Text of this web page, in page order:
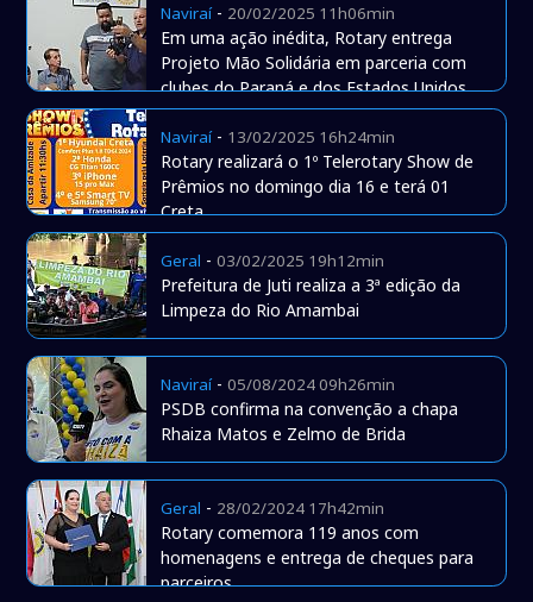
Naviraí- 20/02/2025 11h06min
Em uma ação inédita, Rotary entrega
Projeto Mão Solidária em parceria com
clubes do Paraná e dos Estados Unidos
Naviraí- 13/02/2025 16h24min
Rotary realizará o 1º Telerotary Show de
Prêmios no domingo dia 16 e terá 01
Creta
Geral -03/02/2025 19h12min
Prefeitura de Juti realiza a 3ª edição da
Limpeza do Rio Amambai
Naviraí-05/08/2024 09h26min
PSDB confirma na convenção a chapa
Rhaiza Matos e Zelmo de Brida
Geral - 28/02/2024 17h42min
Rotary comemora 119 anos com
homenagens e entrega de cheques para
parceiros